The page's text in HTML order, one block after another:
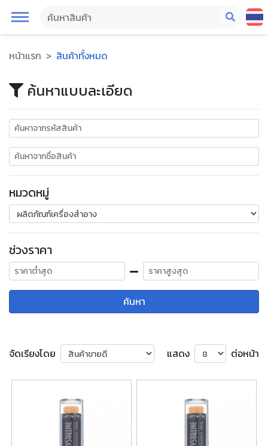
หน้าแรก สินค้าทั้งหมด
ค้นหาแบบละเอียด
หมวดหมู่
ช่วงราคา
ค้นหา
จัดเรียงโดย แสดง ต่อหน้า